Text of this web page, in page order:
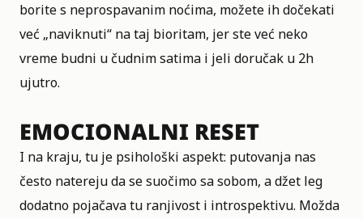
borite s neprospavanim noćima, možete ih dočekati
već „naviknuti“ na taj bioritam, jer ste već neko
vreme budni u čudnim satima i jeli doručak u 2h
ujutro.
EMOCIONALNI RESET
I na kraju, tu je psihološki aspekt: putovanja nas
često natereju da se suočimo sa sobom, a džet leg
dodatno pojačava tu ranjivost i introspektivu. Možda